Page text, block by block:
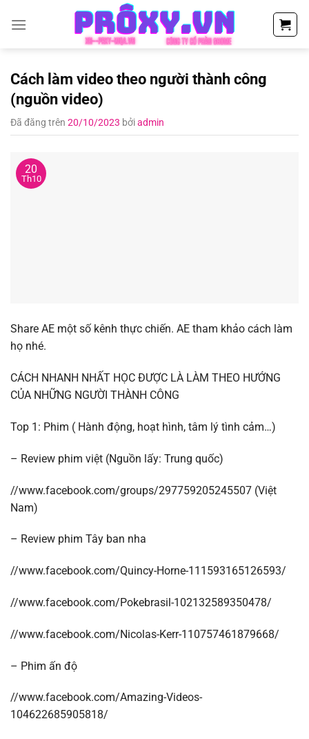
đến
Cách làm video theo người thành công
(nguồn video)
Đã đăng trên 20/10/2023 bởiadmin
20
Th10
Share AE một số kênh thực chiến. AE tham khảo cách làm
họ nhé.
CÁCH NHANH NHẤT HỌC ĐƯỢC LÀ LÀM THEO HƯỚNG
CỦA NHỮNG NGƯỜI THÀNH CÔNG
Top 1: Phim ( Hành động, hoạt hình, tâm lý tình cảm…)
– Review phim việt (Nguồn lấy: Trung quốc)
//www.facebook.com/groups/297759205245507 (Việt
Nam)
– Review phim Tây ban nha
//www.facebook.com/Quincy-Horne-111593165126593/
//www.facebook.com/Pokebrasil-102132589350478/
//www.facebook.com/Nicolas-Kerr-110757461879668/
– Phim ấn độ
//www.facebook.com/Amazing-Videos-
104622685905818/